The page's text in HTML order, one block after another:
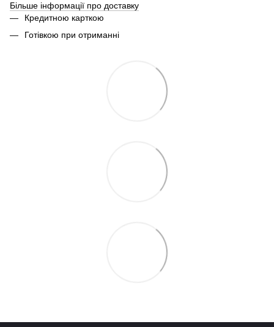
Більше інформації про доставку
Кредитною карткою
Готівкою при отриманні